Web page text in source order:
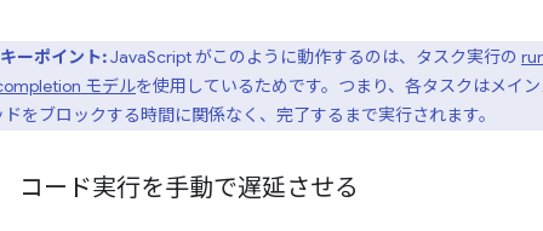
キーポイント:JavaScript がこのように動作するのは、タスク実行の
モデルを使用しているためです。つまり、各タスクはメイ
ドをブロックする時間に関係なく、完了するまで実行されます。
コード実行を手動で遅延させる